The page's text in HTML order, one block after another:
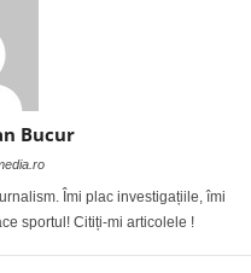
Bucur
Îmi plac investigațiile, îmi
sportul! Citiți-mi articolele !